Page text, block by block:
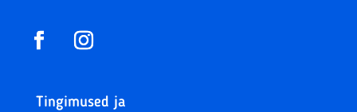
Tingimused ja